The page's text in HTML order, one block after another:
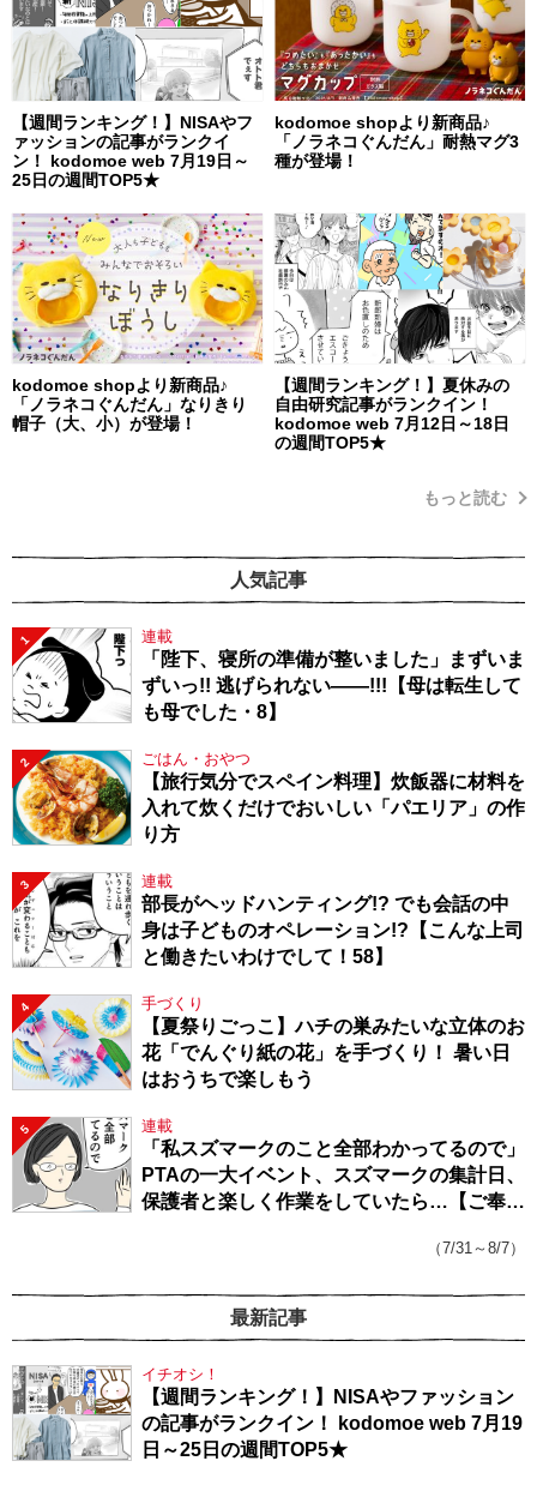
【週間ランキング！】NISAやフ
ァッションの記事がランクイ
ン！ kodomoe web 7月19日～
25日の週間TOP5★
kodomoe shopより新商品♪
「ノラネコぐんだん」耐熱マグ3
種が登場！
kodomoe shopより新商品♪
「ノラネコぐんだん」なりきり
帽子（大、小）が登場！
【週間ランキング！】夏休みの
自由研究記事がランクイン！
kodomoe web 7月12日～18日
の週間TOP5★
もっと読む
人気記事
1 連載
「陛下、寝所の準備が整いました」まずいま
ずいっ!! 逃げられない――!!!【母は転生して
も母でした・8】
2 ごはん・おやつ
【旅行気分でスペイン料理】炊飯器に材料を
入れて炊くだけでおいしい「パエリア」の作
り方
3 連載
部長がヘッドハンティング!? でも会話の中
身は子どものオペレーション!?【こんな上司
と働きたいわけでして！58】
4 手づくり
【夏祭りごっこ】ハチの巣みたいな立体のお
花「でんぐり紙の花」を手づくり！ 暑い日
はおうちで楽しもう
5 連載
「私スズマークのこと全部わかってるので」
PTAの一大イベント、スズマークの集計日、
保護者と楽しく作業をしていたら…【ご奉仕
（7/31～8/7）
最新記事
イチオシ！
【週間ランキング！】NISAやファッション
の記事がランクイン！ kodomoe web 7月19
日～25日の週間TOP5★